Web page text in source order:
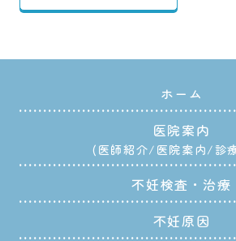
ホーム
医院案内
医師紹介 医院案内 診
不妊検査・治療
不妊原因